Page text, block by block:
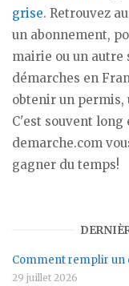
grise. Retrouvez
un abonnement,
mairie ou un autre
démarches en
obtenir un permis,
C'est souvent
demarche.com
gagner du temps!
Comment remplir un
29 juillet 2026